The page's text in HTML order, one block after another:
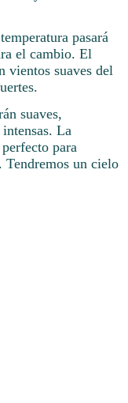
pasará
el cambio. El
vientos suaves del
suaves,
La
para
un cielo